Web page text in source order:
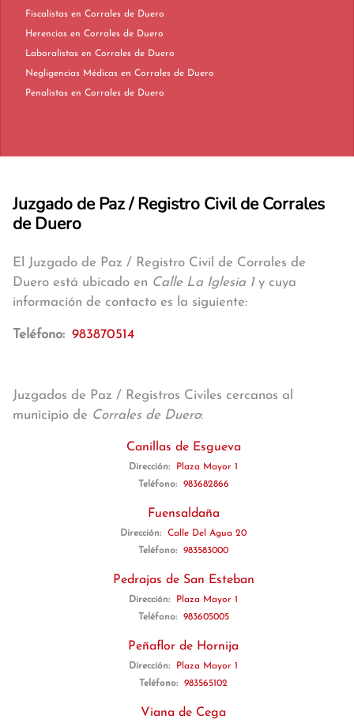
Fiscalistas en Corrales de Duero
Herencias en Corrales de Duero
Laboralistas en Corrales de Duero
Negligencias Médicas en Corrales de Duero
Penalistas en Corrales de Duero
Juzgado de Paz / Registro Civil de Corrales
de Duero
El Juzgado de Paz / Registro Civil de Corrales de
Duero está ubicado en Calle La Iglesia 1y cuya
información de contacto es la siguiente:
Teléfono: 983870514
Juzgados de Paz / Registros Civiles cercanos al
municipio de Corrales de Duero:
Canillas de Esgueva
Dirección:
Plaza Mayor 1
Teléfono:
983682866
Fuensaldaña
Dirección:
Calle Del Agua 20
Teléfono:
983583000
Pedrajas de San Esteban
Dirección:
Plaza Mayor 1
Teléfono:
983605005
Peñaflor de Hornija
Dirección:
Plaza Mayor 1
Teléfono:
983565102
Viana de Cega